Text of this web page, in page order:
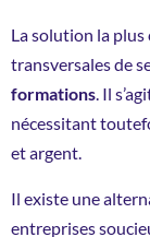
La solution la
transversales de
formations. Il
nécessitant
et argent.
Il existe une
entreprises